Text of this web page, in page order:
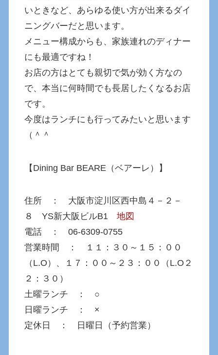
いときなど、あらゆる使い方が出来るダイ
ニングバーだと思います。
メニュー構成からも、家族連れのディナー
にも最適ですね！
お店の方はとても親切で気が効く方なの
で、本当に何時間でも長居したくなるお店
です。
今度はランチにも行ってみたいと思います
（＾＾
【Dining Bar BEARE（ベアーレ）】
住所 ： 大阪市淀川区西中島４－２－
８ YS新大阪ビルB1地図
電話 ： 06-6309-0755
営業時間 ： １１：３０～１５：００
（L.O）、１７：００～２３：００（L.O２
２：３０）
土曜ランチ ： ○
日曜ランチ ： ×
定休日 ： 日曜日（予約営業）